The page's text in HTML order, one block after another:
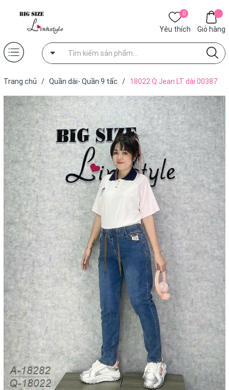
0
Yêu thích Giỏ hàng
Trang chủ / Quần dài- Quần 9 tấc /
18022 Q.Jean LT dài 00387